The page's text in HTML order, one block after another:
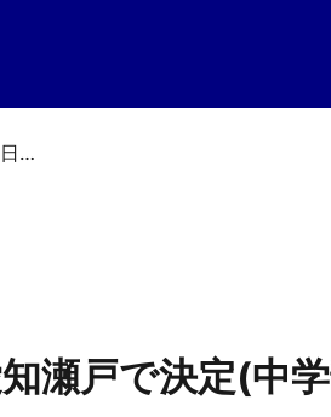
決勝戦は明日７日 湘南と愛知瀬戸で決定(中学部)
瀬戸で決定(中